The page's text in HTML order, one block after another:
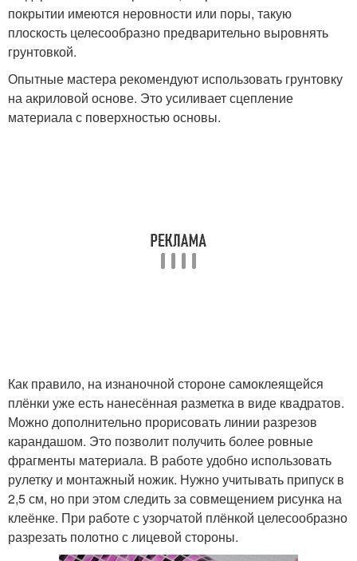
покрытии имеются неровности или поры, такую
плоскость целесообразно предварительно выровнять
грунтовкой.
Опытные мастера рекомендуют использовать грунтовку
на акриловой основе. Это усиливает сцепление
материала с поверхностью основы.
Как правило, на изнаночной стороне самоклеящейся
плёнки уже есть нанесённая разметка в виде квадратов.
Можно дополнительно прорисовать линии разрезов
карандашом. Это позволит получить более ровные
фрагменты материала. В работе удобно использовать
рулетку и монтажный ножик. Нужно учитывать припуск в
2,5 см, но при этом следить за совмещением рисунка на
клеёнке. При работе с узорчатой плёнкой целесообразно
разрезать полотно с лицевой стороны.